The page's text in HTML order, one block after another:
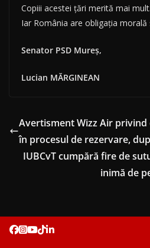
Copiii acestei țări merită mai mult.
Iar România are obligația
Senator PSD Mureș,
Lucian MĂRGINEAN
Avertisment Wizz Air
în procesul de rezervare,
IUBCvT cumpără fire de
inimă de